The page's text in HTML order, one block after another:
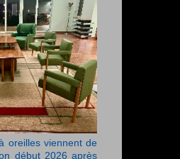
oreilles viennent de
début 2026 après